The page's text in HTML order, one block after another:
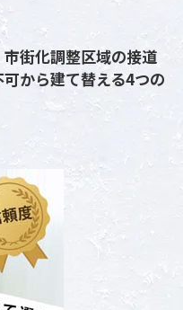
市街化調整区域の接道
から建て替える4つの